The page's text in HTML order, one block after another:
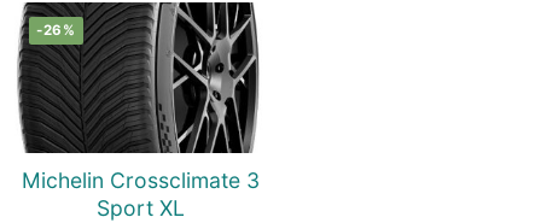
-26%
Michelin Crossclimate 3
Sport XL